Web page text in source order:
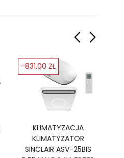
KLIMATYZACJA
KLIMATYZATOR
SINCLAIR ASV-25BIS
-831,00 ZŁ